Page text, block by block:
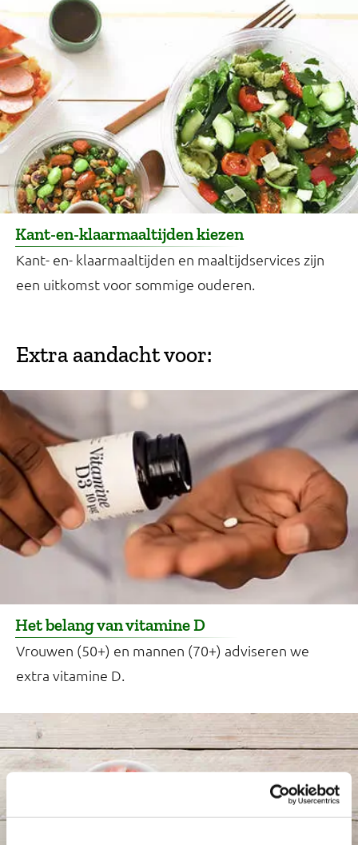
Kant-en-klaarmaaltijden kiezen
Kant- en- klaarmaaltijden en maaltijdservices zijn
een uitkomst voor sommige ouderen.
Extra aandacht voor:
Het belang van vitamine D
Vrouwen (50+) en mannen (70+) adviseren we
extra vitamine D.